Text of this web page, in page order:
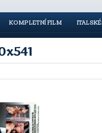
KOMPLETNÍ FILM